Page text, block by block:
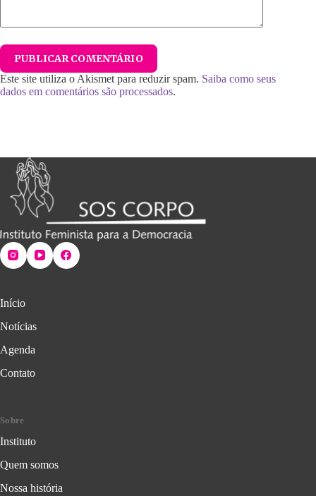
PUBLICAR COMENTÁRIO
Este site utiliza o Akismet para reduzir spam. Saiba como seus
dados em comentários são processados.
Início
Notícias
Agenda
Contato
Sobre
Instituto
Quem somos
Nossa história